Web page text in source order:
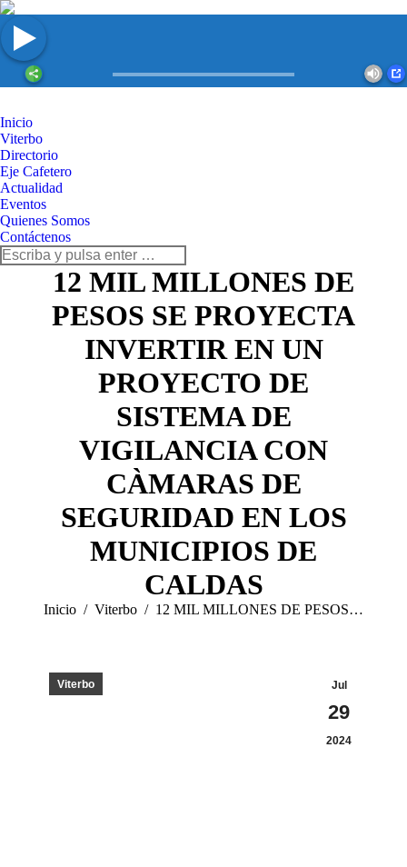
Inicio
Viterbo
Directorio
Eje Cafetero
Actualidad
Eventos
Quienes Somos
Contáctenos
Buscar:
12 MIL MILLONES DE
PESOS SE PROYECTA
INVERTIR EN UN
PROYECTO DE
SISTEMA DE
VIGILANCIA CON
CÀMARAS DE
SEGURIDAD EN LOS
MUNICIPIOS DE
CALDAS
Estás aquí:
Inicio Viterbo 12 MIL MILLONES DE PESOS…
Jul
29
2024
Viterbo